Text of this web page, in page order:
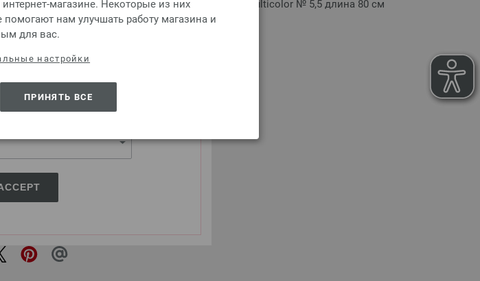
States of America
магазине. Некоторые из них
нам улучшать работу магазина и
для вас.
настройки
ПРИНЯТЬ ВСЕ
Круговые спицы LANA GROSSA Design-Holz Multicolor № 5,5 длина 80 см